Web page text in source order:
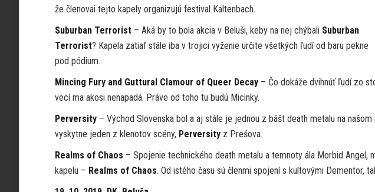
že členovai tejto kapely organizujú festival Kaltenbach.
Suburban Terrorist – Aká by to bola akcia v Beluši, keby na nej chýbali Suburban
Terrorist? Kapela zatiaľ stále iba v trojici vyženie určite všetkých ľudí od baru pekne
pod pódium.
Mincing Fury and Guttural Clamour of Queer Decay – Čo dokáže dvihnúť ľudí zo
vecí ma akosi nenapadá. Práve od toho tu budú Micinky.
Perversity – Východ Slovenska bol a aj stále je jednou z bášt death metalu na
vyskytne jeden z klenotov scény, Perversity z Prešova.
Realms of Chaos – Spojenie technického death metalu a temnoty ála Morbid Angel,
kapelu – Realms of Chaos. Od istého času sú členmi spojení s kultovými Dementor,